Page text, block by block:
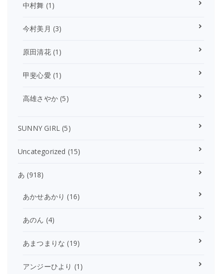
中村舞 (1)
今村美月 (3)
原田清花(1)
甲斐心愛 (1)
高雄さやか (5)
SUNNY GIRL (5)
Uncategorized (15)
あ (918)
あかせあかり (16)
あのん (4)
あまつまりな (19)
アンジーひより (1)